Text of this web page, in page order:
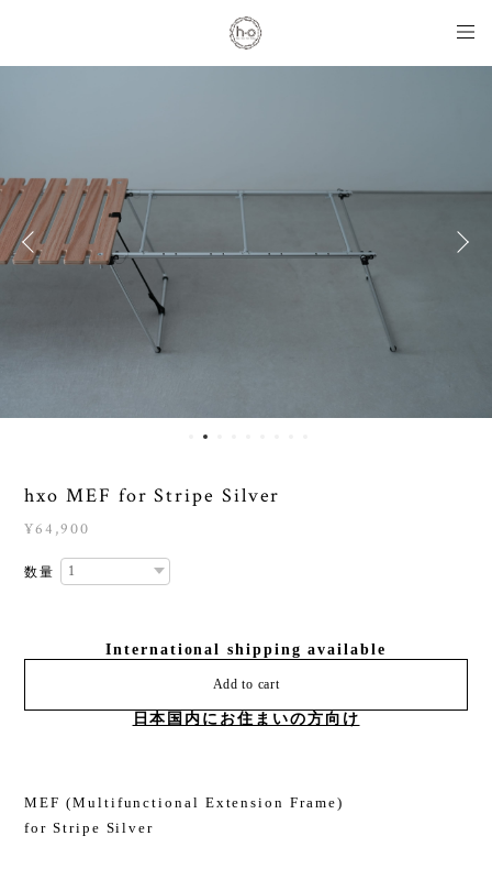
hxo MEF for Stripe Silver
¥64,900
数量
International shipping available
Add to cart
日本国内にお住まいの方向け
MEF (Multifunctional Extension Frame)
for Stripe Silver